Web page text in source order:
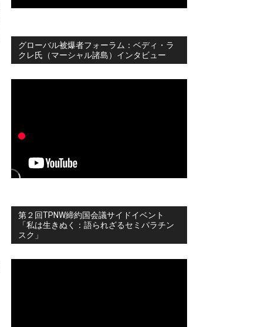
グローバル被爆者フォーラム：ベディ・ラ
クレ氏（マーシャル諸島）インタビュー
第２回TPNW締約国会議サイドイベント
「私は生きぬく：語られざるセミパラチン
スク」